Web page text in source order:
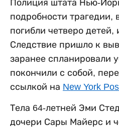
Полиция штата Нью-
подробности трагедии,
погибли четверо детей,
Следствие пришло к
заранее спланировали
покончили с собой,
ссылкой на New York
Тела 64-летней Эми
дочери Сары Майерс и